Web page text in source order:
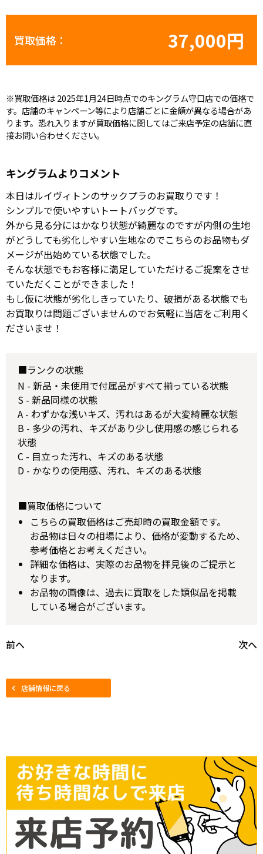
買取価格： 37,000円
※買取価格は 2025年1月24日時点でのキングラム守口店での価格で
す。店舗のキャンペーン等により店舗ごとに金額が異なる場合があ
ります。恐れ入りますが買取価格に関してはご来店予定の店舗に直
接お問い合わせください。
キングラムよりコメント
本日はルイヴィトンのサックプラのお買取りです！
シンプルで使いやすいトートバッグです。
外から見る分にはかなり状態が綺麗なのですが内側の生地
がどうしても劣化しやすい生地なのでこちらのお品物もダ
メージが出始めている状態でした。
そんな状態でもお客様に満足していただけるご提案をさせ
ていただくことができました！
もし仮に状態が劣化しきっていたり、破損がある状態でも
お買取りは問題ございませんのでお気軽に当店をご利用く
ださいませ！
■ランクの状態
N - 新品・未使用で付属品がすべて揃っている状態
S - 新品同様の状態
A - わずかな浅いキズ、汚れはあるが大変綺麗な状態
B - 多少の汚れ、キズがあり少し使用感の感じられる
状態
C - 目立った汚れ、キズのある状態
D - かなりの使用感、汚れ、キズのある状態
■買取価格について
こちらの買取価格はご売却時の買取金額です。
お品物は日々の相場により、価格が変動するため、
参考価格とお考えください。
詳細な価格は、実際のお品物を拝見後のご提示と
なります。
お品物の画像は、過去に買取をした類似品を掲載
している場合がございます。
前へ 次へ
店舗情報に戻る